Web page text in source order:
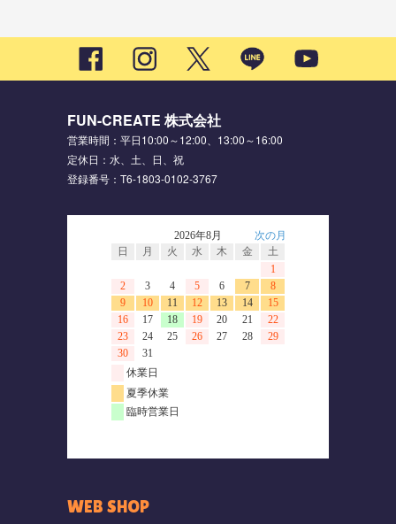
FUN-CREATE 株式会社
営業時間：平日10:00～12:00、13:00～16:00
定休日：水、土、日、祝
登録番号：T6-1803-0102-3767
WEB SHOP